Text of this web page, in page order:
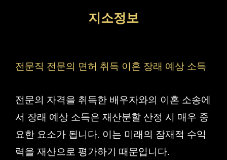
지소정보
전문직 전문의 면허 취득 이혼 장래 예상 소득
전문의 자격을 취득한 배우자와의 이혼 소송에
서 장래 예상 소득은 재산분할 산정 시 매우 중
요한 요소가 됩니다. 이는 미래의 잠재적 수익
력을 재산으로 평가하기 때문입니다.